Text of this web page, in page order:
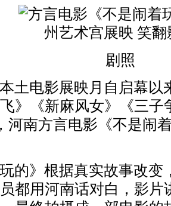
剧照
土电影展映月自启幕以
》《新麻风女》《三子
河南方言电影《不是闹
的》根据真实故事改变
都用河南话对白，影